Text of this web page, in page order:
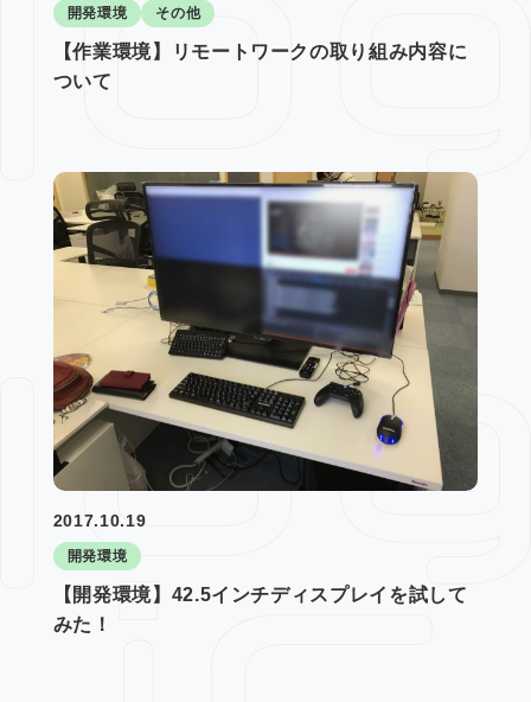
開発環境 その他
【作業環境】リモートワークの取り組み内容に
ついて
開発環境
2017.10.19
【開発環境】42.5インチディスプレイを試して
みた！